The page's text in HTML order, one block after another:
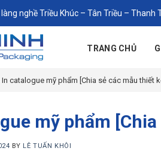
nghề Triều Khúc – Tân Triều – Thanh
TRANG CHỦ
In catalogue mỹ phẩm [Chia sẻ các mẫu thiết
mỹ phẩm
BY LÊ TUẤN KHÔI